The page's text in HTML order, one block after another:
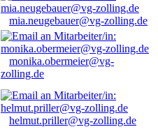
mia.neugebauer@vg-zolling.de
monika.obermeier@vg-
zolling.de
helmut.priller@vg-zolling.de